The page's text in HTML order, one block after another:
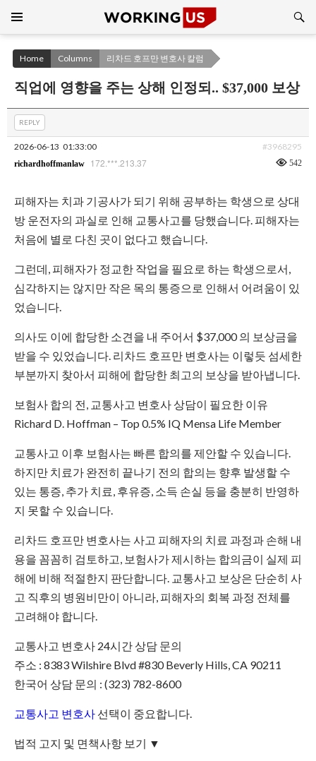
CONTENT
Home Columns 리차드 호프만 변호사 칼럼
직업에 영향을 주는 상해 인정되.. $37,000 보상
REPLY
2026-06-13 01:33:00 #3968295
richardhoffmanlaw 172.***.213.37 542
피해자는 치과 기공사가 되기 위해 공부하는 학생으로 상대
방 운전자의 과실로 인해 교통사고를 당했습니다. 피해자는
처음에 별로 다친 곳이 없다고 했습니다.
그런데, 피해자가 정교한 작업을 필요로 하는 학생으로서,
심각하지는 않지만 작은 목의 통증으로 인해서 어려움이 있
었습니다.
의사도 이에 합당한 소견을 내 주어서 $37,000 의 보상금을
받을 수 있었습니다. 리차드 호프만 변호사는 이렇듯 섬세한
부분까지 찾아서 피해에 합당한 최고의 보상을 받아냅니다.
보험사 합의 전, 교통사고 변호사 상담이 필요한 이유
Richard D. Hoffman – Top 0.5% IQ Mensa Life Member
교통사고 이후 보험사는 빠른 합의를 제안할 수 있습니다.
하지만 치료가 완전히 끝나기 전의 합의는 향후 발생할 수
있는 통증, 추가 치료, 후유증, 소득 손실 등을 충분히 반영하
지 못할 수 있습니다.
리차드 호프만 변호사는 사고 피해자의 치료 과정과 손해 내
용을 꼼꼼히 검토하고, 보험사가 제시하는 합의금이 실제 피
해에 비해 적절한지 판단합니다. 교통사고 보상은 단순히 사
고 직후의 병원비만이 아니라, 피해자의 회복 과정 전체를
고려해야 합니다.
교통사고 변호사 24시간 상담 문의
주소 : 8383 Wilshire Blvd #830 Beverly Hills, CA 90211
한국어 상담 문의 : (323) 782-8600
교통사고 변호사 선택이 중요합니다.
법적 고지 및 면책사항 보기 ▼